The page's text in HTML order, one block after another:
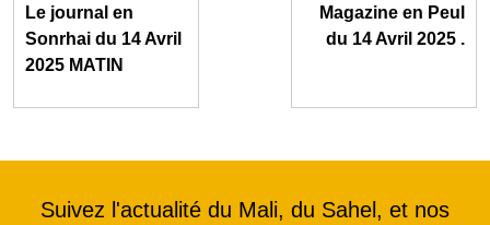
Le journal en
Sonrhai du 14 Avril
2025 MATIN
Magazine en Peul
du 14 Avril 2025 .
Suivez l'actualité du Mali, du Sahel, et nos